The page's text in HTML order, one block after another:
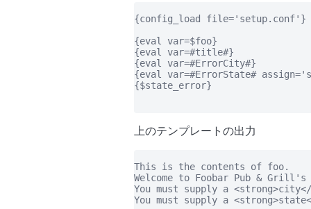
{config_load file='setup.conf'}
{eval var=$foo}
{eval var=#title#}
{eval var=#ErrorCity#}
{eval var=#ErrorState#
{$state_error}
上のテンプレートの出力
This is the contents of foo.
Welcome to Foobar Pub & Grill's
You must supply a
You must supply a